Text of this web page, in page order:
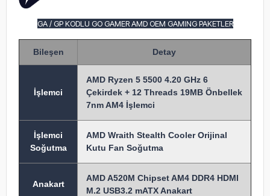
GA / GP KODLU GO GAMER AMD OEM GAMING PAKETLER
Bileşen Detay
İşlemci
AMD Ryzen 5 5500 4.20 GHz 6
Çekirdek + 12 Threads 19MB Önbellek
7nm AM4 İşlemci
İşlemci
Soğutma
AMD Wraith Stealth Cooler Orijinal
Kutu Fan Soğutma
Anakart
AMD A520M Chipset AM4 DDR4 HDMI
M.2 USB3.2 mATX Anakart